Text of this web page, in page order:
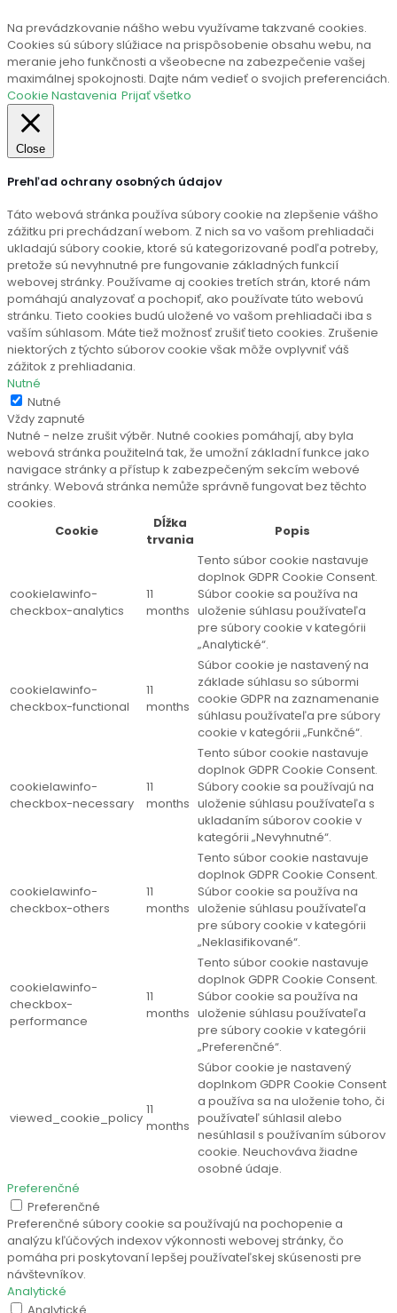
Na prevádzkovanie nášho webu využívame takzvané cookies.
Cookies sú súbory slúžiace na prispôsobenie obsahu webu, na
meranie jeho funkčnosti a všeobecne na zabezpečenie vašej
maximálnej spokojnosti. Dajte nám vedieť o svojich preferenciách.
Cookie Nastavenia Prijať všetko
Close
Prehľad ochrany osobných údajov
Táto webová stránka používa súbory cookie na zlepšenie vášho
zážitku pri prechádzaní webom. Z nich sa vo vašom prehliadači
ukladajú súbory cookie, ktoré sú kategorizované podľa potreby,
pretože sú nevyhnutné pre fungovanie základných funkcií
webovej stránky. Používame aj cookies tretích strán, ktoré nám
pomáhajú analyzovať a pochopiť, ako používate túto webovú
stránku. Tieto cookies budú uložené vo vašom prehliadači iba s
vaším súhlasom. Máte tiež možnosť zrušiť tieto cookies. Zrušenie
niektorých z týchto súborov cookie však môže ovplyvniť váš
zážitok z prehliadania.
Nutné
Nutné
Vždy zapnuté
Nutné - nelze zrušit výběr. Nutné cookies pomáhají, aby byla
webová stránka použitelná tak, že umožní základní funkce jako
navigace stránky a přístup k zabezpečeným sekcím webové
stránky. Webová stránka nemůže správně fungovat bez těchto
cookies.
Cookie
Dĺžka
trvania
Popis
cookielawinfo-
checkbox-analytics
11
months
Tento súbor cookie nastavuje
doplnok GDPR Cookie Consent.
Súbor cookie sa používa na
uloženie súhlasu používateľa
pre súbory cookie v kategórii
„Analytické“.
cookielawinfo-
checkbox-functional
11
months
Súbor cookie je nastavený na
základe súhlasu so súbormi
cookie GDPR na zaznamenanie
súhlasu používateľa pre súbory
cookie v kategórii „Funkčné“.
cookielawinfo-
checkbox-necessary
11
months
Tento súbor cookie nastavuje
doplnok GDPR Cookie Consent.
Súbory cookie sa používajú na
uloženie súhlasu používateľa s
ukladaním súborov cookie v
kategórii „Nevyhnutné“.
cookielawinfo-
checkbox-others
11
months
Tento súbor cookie nastavuje
doplnok GDPR Cookie Consent.
Súbor cookie sa používa na
uloženie súhlasu používateľa
pre súbory cookie v kategórii
„Neklasifikované“.
cookielawinfo-
checkbox-
performance
11
months
Tento súbor cookie nastavuje
doplnok GDPR Cookie Consent.
Súbor cookie sa používa na
uloženie súhlasu používateľa
pre súbory cookie v kategórii
„Preferenčné“.
viewed_cookie_policy
11
months
Súbor cookie je nastavený
doplnkom GDPR Cookie Consent
a používa sa na uloženie toho, či
používateľ súhlasil alebo
nesúhlasil s používaním súborov
cookie. Neuchováva žiadne
osobné údaje.
Preferenčné
Preferenčné
Preferenčné súbory cookie sa používajú na pochopenie a
analýzu kľúčových indexov výkonnosti webovej stránky, čo
pomáha pri poskytovaní lepšej používateľskej skúsenosti pre
návštevníkov.
Analytické
Analytické